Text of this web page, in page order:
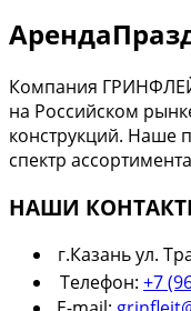
Компания
на Российском
конструкций. Наше
спектр
НАШИ
г.Казань ул.
Телефон: +7